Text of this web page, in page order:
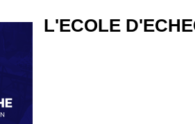
L'ECOLE